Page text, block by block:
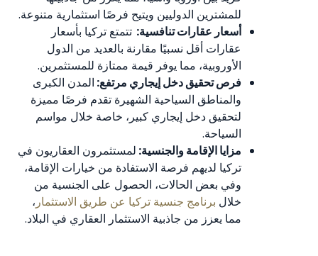
للمشترين الدوليين ويتيح فرصًا استثمارية متنوعة.
أسعار عقارات تنافسية: تتمتع تركيا بأسعار
عقارات أقل نسبيًا مقارنة بالعديد من الدول
الأوروبية، مما يوفر قيمة ممتازة للمستثمرين.
فرص تحقيق دخل إيجاري مرتفع: المدن الكبرى
والمناطق السياحية الشهيرة تقدم فرصًا مميزة
لتحقيق دخل إيجاري كبير، خاصة خلال مواسم
السياحة.
مزايا الإقامة والجنسية: لمستثمرون العقاريون في
تركيا لديهم فرصة الاستفادة من خيارات الإقامة،
وفي بعض الحالات، الحصول على الجنسية من
خلال برنامج جنسية تركيا عن طريق الاستثمار ،
مما يعزز من جاذبية الاستثمار العقاري في البلاد.